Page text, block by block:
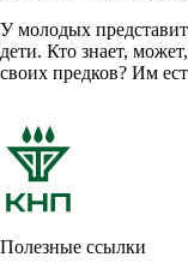
У молодых
дети. Кто знает,
своих предков? Им
Полезные ссылки